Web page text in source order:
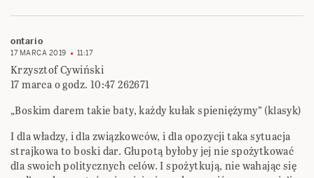
ontario
17 MARCA 2019 11:17
Krzysztof Cywiński
17 marca o godz. 10:47 262671
„Boskim darem takie baty, każdy kułak spieniężymy” (klasyk)
I dla władzy, i dla związkowców, i dla opozycji taka sytuacja
strajkowa to boski dar. Głupotą byłoby jej nie spożytkować
dla swoich politycznych celów. I spożytkują, nie wahając się